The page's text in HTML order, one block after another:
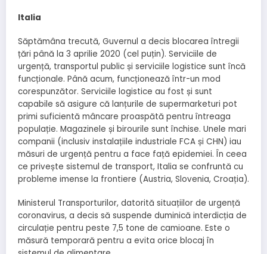
Italia
Săptămâna trecută, Guvernul a decis blocarea întregii
țări până la 3 aprilie 2020 (cel puțin). Serviciile de
urgență, transportul public și serviciile logistice sunt încă
funcționale. Până acum, funcționează într-un mod
corespunzător. Serviciile logistice au fost și sunt
capabile să asigure că lanțurile de supermarketuri pot
primi suficientă mâncare proaspătă pentru întreaga
populație. Magazinele și birourile sunt închise. Unele mari
companii (inclusiv instalațiile industriale FCA și CHN) iau
măsuri de urgență pentru a face față epidemiei. În ceea
ce privește sistemul de transport, Italia se confruntă cu
probleme imense la frontiere (Austria, Slovenia, Croația).
Ministerul Transporturilor, datorită situațiilor de urgență
coronavirus, a decis să suspende duminică interdicția de
circulație pentru peste 7,5 tone de camioane. Este o
măsură temporară pentru a evita orice blocaj în